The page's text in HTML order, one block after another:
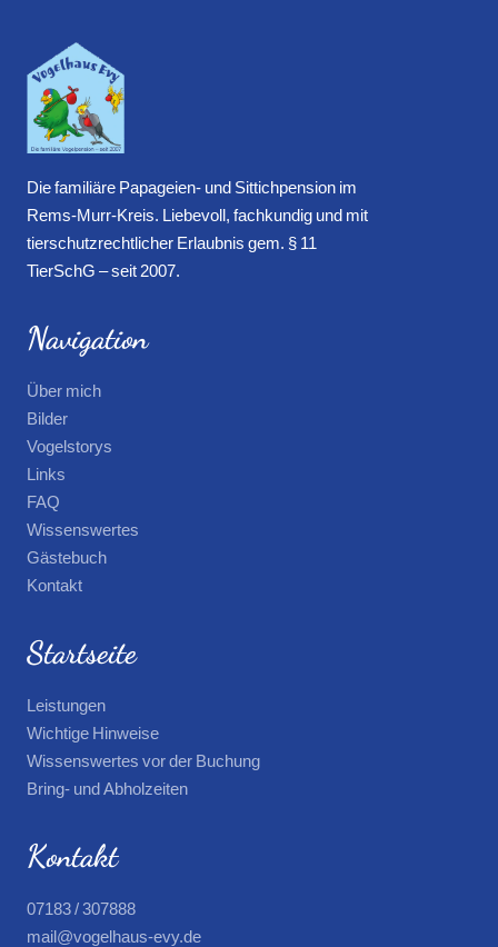
Die familiäre Papageien- und Sittichpension im
Rems-Murr-Kreis. Liebevoll, fachkundig und mit
tierschutzrechtlicher Erlaubnis gem. § 11
TierSchG – seit 2007.
Navigation
Über mich
Bilder
Vogelstorys
Links
FAQ
Wissenswertes
Gästebuch
Kontakt
Startseite
Leistungen
Wichtige Hinweise
Wissenswertes vor der Buchung
Bring- und Abholzeiten
Kontakt
07183 / 307888
mail@vogelhaus-evy.de